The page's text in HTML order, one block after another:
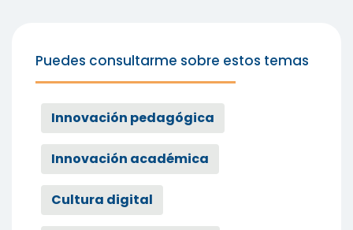
Puedes consultarme sobre estos temas
Innovación pedagógica
Innovación académica
Cultura digital